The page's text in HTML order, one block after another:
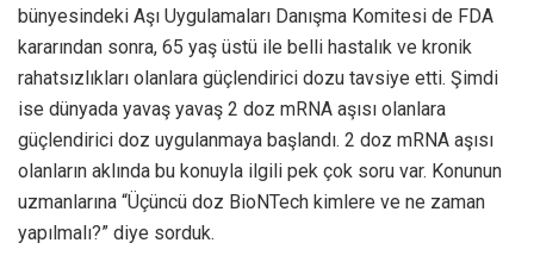
bünyesindeki Aşı Uygulamaları Danışma Komitesi de FDA
kararından sonra, 65 yaş üstü ile belli hastalık ve kronik
rahatsızlıkları olanlara güçlendirici dozu tavsiye etti. Şimdi
ise dünyada yavaş yavaş 2 doz mRNA aşısı olanlara
güçlendirici doz uygulanmaya başlandı. 2 doz mRNA aşısı
olanların aklında bu konuyla ilgili pek çok soru var. Konunun
uzmanlarına “Üçüncü doz BioNTech kimlere ve ne zaman
yapılmalı?” diye sorduk.